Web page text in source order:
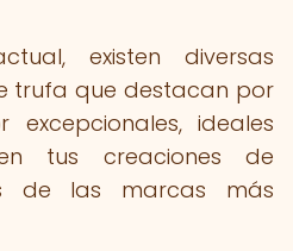
existen diversas
trufa que destacan por
ideales
tus creaciones de
de las marcas más